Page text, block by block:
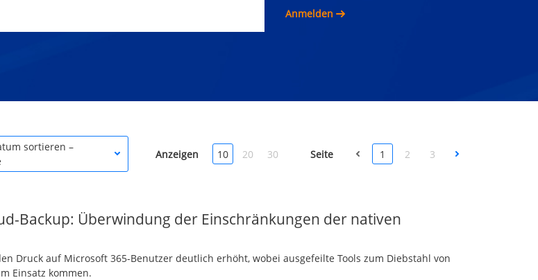
Anmelden
sortieren –
Anzeigen 10 20 30 Seite 1 2 3
Backup: Überwindung der Einschränkungen der nativen
Druck auf Microsoft 365-Benutzer deutlich erhöht, wobei ausgefeilte Tools zum Diebstahl von
Einsatz kommen.